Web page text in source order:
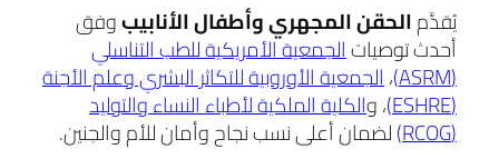
يُقدَّمالحقن المجهري وأطفال الأنابيبوفق
أحدث توصياتالجمعية الأمريكية للطب التناسلي
(ASRM) ،الجمعية الأوروبية للتكاثر البشري وعلم الأجنة
(ESHRE) ، والكلية الملكية لأطباء النساء والتوليد
(RCOG) لضمان أعلى نسب نجاح وأمان للأم والجنين.